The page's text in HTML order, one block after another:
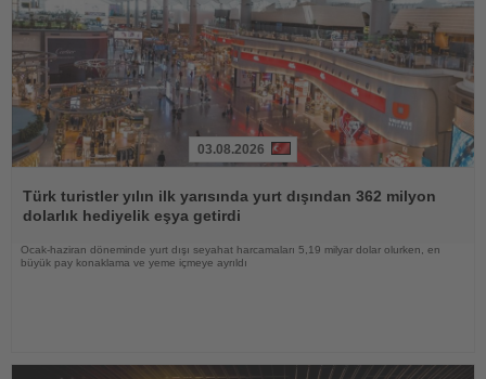
Oku
03.08.2026
Türk turistler yılın ilk yarısında yurt dışından 362 milyon
dolarlık hediyelik eşya getirdi
Ocak-haziran döneminde yurt dışı seyahat harcamaları 5,19 milyar dolar olurken, en
büyük pay konaklama ve yeme içmeye ayrıldı